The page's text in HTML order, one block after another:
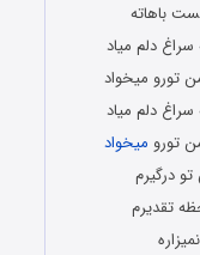
باهاته
دلم میاد
تورو میخواد
دلم میاد
تورو میخواد
درگیرم
تقدیرم